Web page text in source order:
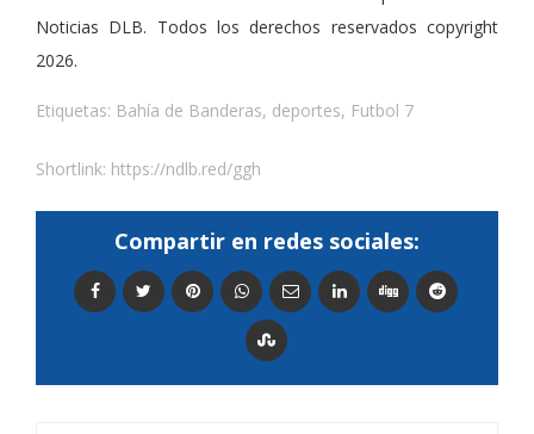
Noticias DLB. Todos los derechos reservados copyright
2026.
Etiquetas: Bahía de Banderas, deportes, Futbol 7
Shortlink: https://ndlb.red/ggh
Compartir en redes sociales: